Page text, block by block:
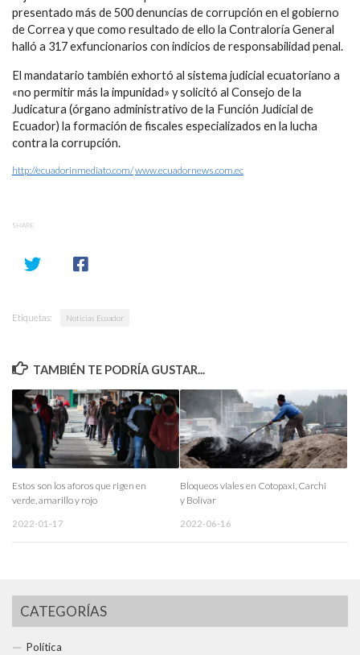
presentado más de 500 denuncias de corrupción en el gobierno
de Correa y que como resultado de ello la Contraloría General
halló a 317 exfuncionarios con indicios de responsabilidad penal.
El mandatario también exhortó al sistema judicial ecuatoriano a
«no permitir más la impunidad» y solicitó al Consejo de la
Judicatura (órgano administrativo de la Función Judicial de
Ecuador) la formación de fiscales especializados en la lucha
contra la corrupción.
http://ecuadorinmediato.com/www.ecuadornews.com.ec
SHARE
Etiquetas: Noticias Ecuador
TAMBIÉN TE PODRÍA GUSTAR...
Estos son los aforos que rigen en
verde, amarillo y rojo
2022-01-17
Bloqueos viales en Cotopaxi, Carchi
y Bolívar
2022-06-16
CATEGORÍAS
Política